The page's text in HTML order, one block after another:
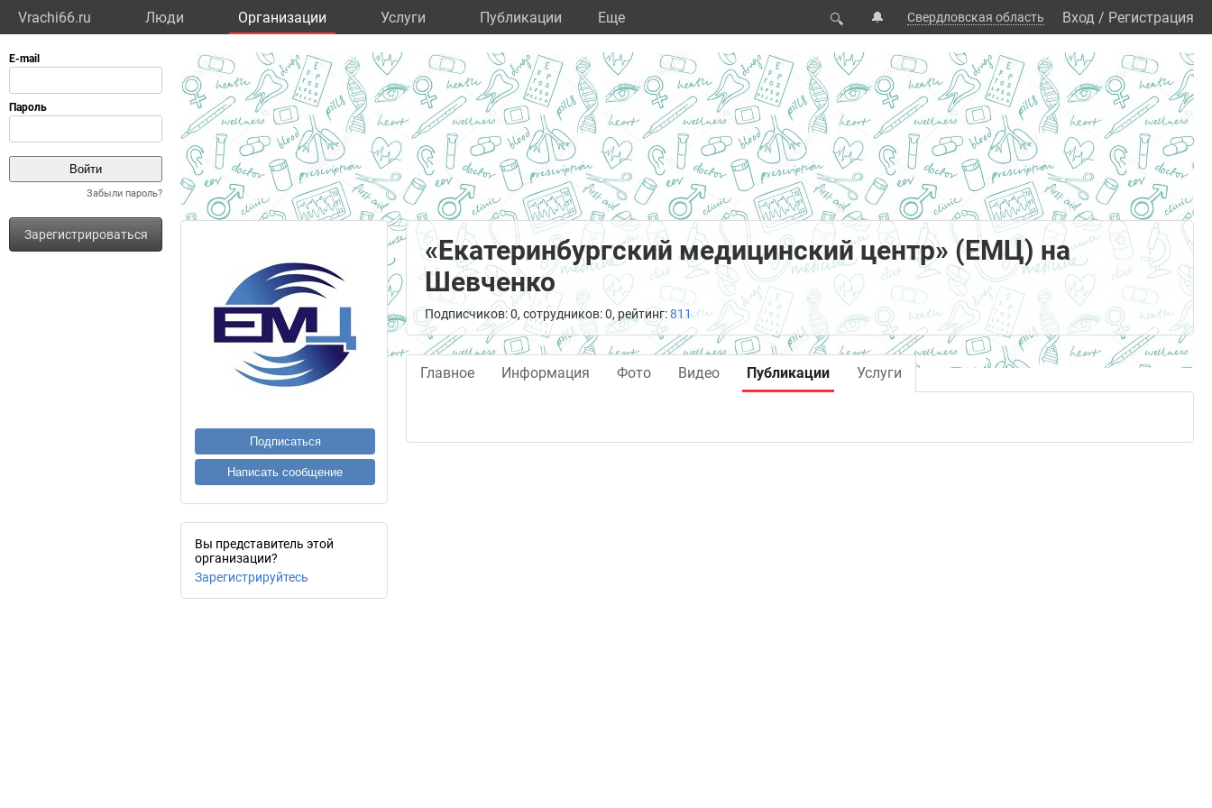
Vrachi66.ru Люди Организации Услуги Публикации Eще 🔍 🔔 Свердловская область Вход / Регистрация
Забыли пароль?
Зарегистрироваться
Подписаться
Написать сообщение
Вы представитель этой
организации?
Зарегистрируйтесь
«Екатеринбургский медицинский центр» (ЕМЦ) на
Шевченко
Подписчиков: 0, сотрудников: 0, рейтинг:811
Главное Информация Фото Видео Публикации Услуги